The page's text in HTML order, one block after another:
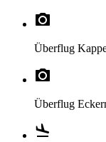
Überflug
Überflug